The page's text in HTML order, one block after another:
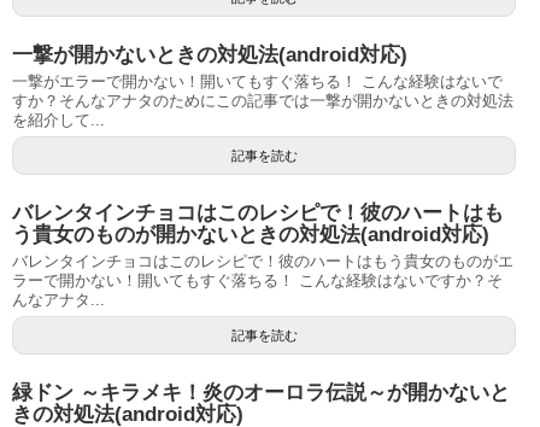
一撃が開かないときの対処法(android対応)
一撃がエラーで開かない！開いてもすぐ落ちる！ こんな経験はないで
すか？そんなアナタのためにこの記事では一撃が開かないときの対処法
を紹介して...
記事を読む
バレンタインチョコはこのレシピで！彼のハートはも
う貴女のものが開かないときの対処法(android対応)
バレンタインチョコはこのレシピで！彼のハートはもう貴女のものがエ
ラーで開かない！開いてもすぐ落ちる！ こんな経験はないですか？そ
んなアナタ...
記事を読む
緑ドン ～キラメキ！炎のオーロラ伝説～が開かないと
きの対処法(android対応)